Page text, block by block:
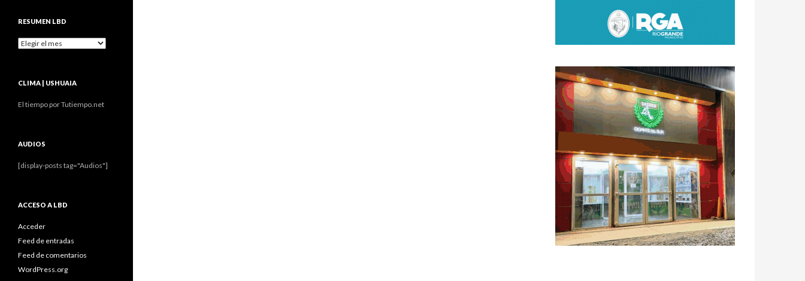
RESUMEN LBD
Resumen
CLIMA | USHUAIA
El tiempo por Tutiempo.net
AUDIOS
[display-posts tag="Audios"]
ACCESO A LBD
Acceder
Feed de entradas
Feed de comentarios
WordPress.org